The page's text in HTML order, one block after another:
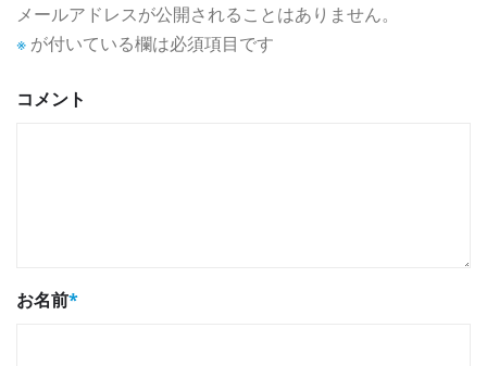
メールアドレスが公開されることはありません。
※ が付いている欄は必須項目です
コメント
お名前*